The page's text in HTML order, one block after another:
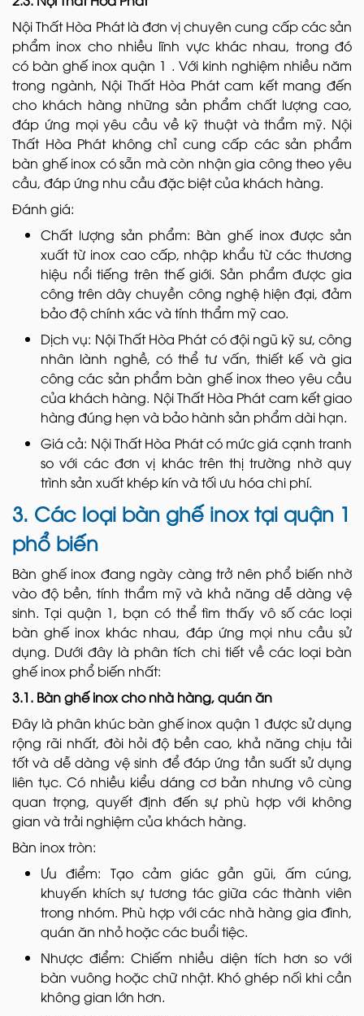
Nội Thất Hòa Phát là đơn vị chuyên cung cấp các sản
phẩm inox cho nhiều lĩnh vực khác nhau, trong đó
có bàn ghế inox quận 1 . Với kinh nghiệm nhiều năm
trong ngành, Nội Thất Hòa Phát cam kết mang đến
cho khách hàng những sản phẩm chất lượng cao,
đáp ứng mọi yêu cầu về kỹ thuật và thẩm mỹ. Nội
Thất Hòa Phát không chỉ cung cấp các sản phẩm
bàn ghế inox có sẵn mà còn nhận gia công theo yêu
cầu, đáp ứng nhu cầu đặc biệt của khách hàng.
Đánh giá:
Chất lượng sản phẩm: Bàn ghế inox được sản
xuất từ inox cao cấp, nhập khẩu từ các thương
hiệu nổi tiếng trên thế giới. Sản phẩm được gia
công trên dây chuyền công nghệ hiện đại, đảm
bảo độ chính xác và tính thẩm mỹ cao.
Dịch vụ: Nội Thất Hòa Phát có đội ngũ kỹ sư, công
nhân lành nghề, có thể tư vấn, thiết kế và gia
công các sản phẩm bàn ghế inox theo yêu cầu
của khách hàng. Nội Thất Hòa Phát cam kết giao
hàng đúng hẹn và bảo hành sản phẩm dài hạn.
Giá cả: Nội Thất Hòa Phát có mức giá cạnh tranh
so với các đơn vị khác trên thị trường nhờ quy
trình sản xuất khép kín và tối ưu hóa chi phí.
3. Các loại bàn ghế inox tại quận 1
phổ biến
Bàn ghế inox đang ngày càng trở nên phổ biến nhờ
vào độ bền, tính thẩm mỹ và khả năng dễ dàng vệ
sinh. Tại quận 1, bạn có thể tìm thấy vô số các loại
bàn ghế inox khác nhau, đáp ứng mọi nhu cầu sử
dụng. Dưới đây là phân tích chi tiết về các loại bàn
ghế inox phổ biến nhất:
3.1. Bàn ghế inox cho nhà hàng, quán ăn
Đây là phân khúc bàn ghế inox quận 1 được sử dụng
rộng rãi nhất, đòi hỏi độ bền cao, khả năng chịu tải
tốt và dễ dàng vệ sinh để đáp ứng tần suất sử dụng
liên tục. Có nhiều kiểu dáng cơ bản nhưng vô cùng
quan trọng, quyết định đến sự phù hợp với không
gian và trải nghiệm của khách hàng.
Bàn inox tròn:
Ưu điểm: Tạo cảm giác gần gũi, ấm cúng,
khuyến khích sự tương tác giữa các thành viên
trong nhóm. Phù hợp với các nhà hàng gia đình,
quán ăn nhỏ hoặc các buổi tiệc.
Nhược điểm: Chiếm nhiều diện tích hơn so với
bàn vuông hoặc chữ nhật. Khó ghép nối khi cần
không gian lớn hơn.